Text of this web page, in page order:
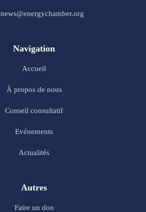
news@energychamber.org
Navigation
Accueil
À propos de nous
Conseil consultatif
Evénements
Actualités
Autres
Faire un don